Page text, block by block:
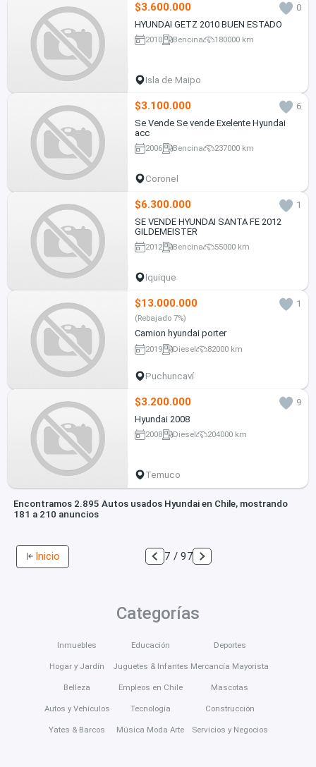
$3.600.000
0
HYUNDAI GETZ 2010 BUEN ESTADO
2010 Bencina 180000 km
Isla de Maipo
$3.100.000
6
Se Vende Se vende Exelente Hyundai
acc
2006 Bencina 237000 km
Coronel
$6.300.000
1
SE VENDE HYUNDAI SANTA FE 2012
GILDEMEISTER
2012 Bencina 55000 km
Iquique
$13.000.000 1
(Rebajado 7%)
Camion hyundai porter
2019 Diesel 82000 km
Puchuncaví
$3.200.000
9
Hyundai 2008
2008 Diesel 204000 km
Temuco
Encontramos 2.895 Autos usados Hyundai en Chile, mostrando
181 a 210 anuncios
Inicio 7 / 97
Categorías
Inmuebles
Hogar y Jardín
Belleza
Autos y Vehículos
Yates & Barcos
Educación
Juguetes & Infantes
Empleos en Chile
Tecnología
Música Moda Arte
Deportes
Mercancía Mayorista
Mascotas
Construcción
Servicios y Negocios